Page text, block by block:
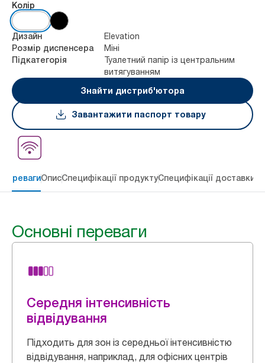
Колір
Дизайн Elevation
Розмір диспенсера Міні
Підкатегорія
Туалетний папір із центральним
витягуванням
Знайти дистриб'ютора
Завантажити паспорт товару
перевагиОписСпецифікації продуктуСпецифікації доставки
Основні переваги
Середня інтенсивність
відвідування
Підходить для зон із середньої інтенсивністю
відвідування, наприклад, для офісних центрів